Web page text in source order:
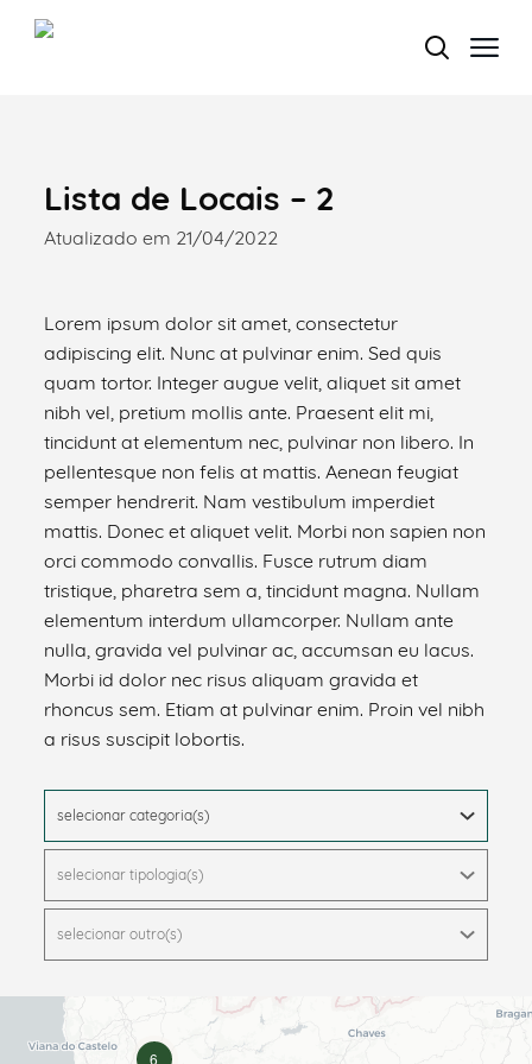
Categorias gerais
Filtros
Lista de Locais – 2
Atualizado em 21/04/2022
Lorem ipsum dolor sit amet, consectetur
adipiscing elit. Nunc at pulvinar enim. Sed quis
quam tortor. Integer augue velit, aliquet sit amet
nibh vel, pretium mollis ante. Praesent elit mi,
tincidunt at elementum nec, pulvinar non libero. In
pellentesque non felis at mattis. Aenean feugiat
semper hendrerit. Nam vestibulum imperdiet
mattis. Donec et aliquet velit. Morbi non sapien non
orci commodo convallis. Fusce rutrum diam
tristique, pharetra sem a, tincidunt magna. Nullam
elementum interdum ullamcorper. Nullam ante
nulla, gravida vel pulvinar ac, accumsan eu lacus.
Morbi id dolor nec risus aliquam gravida et
rhoncus sem. Etiam at pulvinar enim. Proin vel nibh
a risus suscipit lobortis.
selecionar categoria(s)
selecionar tipologia(s)
selecionar outro(s)
6